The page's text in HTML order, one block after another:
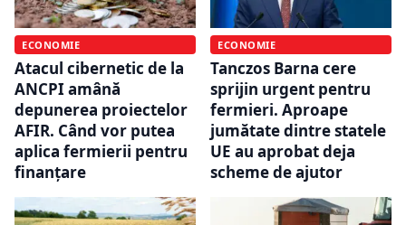
ECONOMIE
Atacul cibernetic de la
ANCPI amână
depunerea proiectelor
AFIR. Când vor putea
aplica fermierii pentru
finanțare
ECONOMIE
Tanczos Barna cere
sprijin urgent pentru
fermieri. Aproape
jumătate dintre statele
UE au aprobat deja
scheme de ajutor